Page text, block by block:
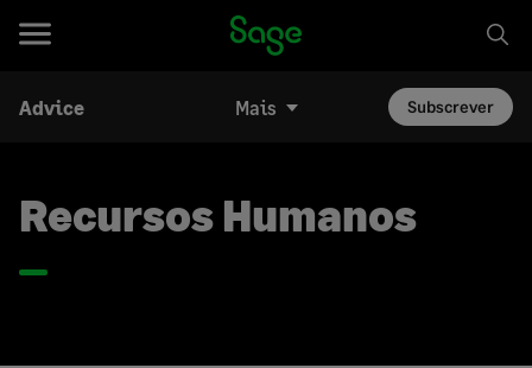
Advice Mais Subscrever
Recursos Humanos